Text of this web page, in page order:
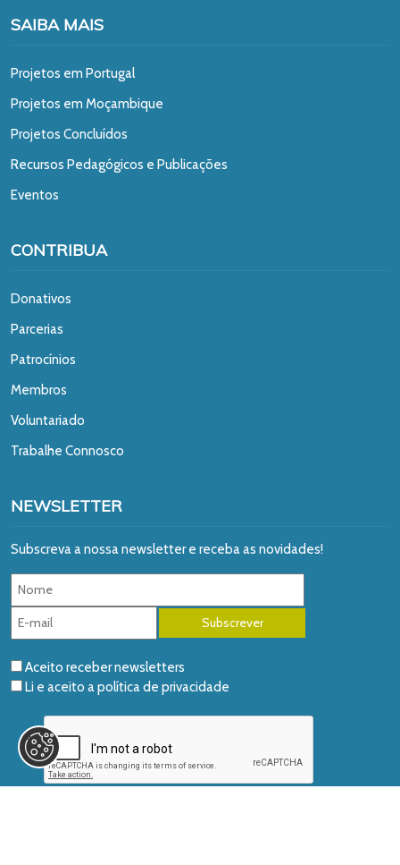
SAIBA MAIS
Projetos em Portugal
Projetos em Moçambique
Projetos Concluídos
Recursos Pedagógicos e Publicações
Eventos
CONTRIBUA
Donativos
Parcerias
Patrocínios
Membros
Voluntariado
Trabalhe Connosco
NEWSLETTER
Subscreva a nossa newsletter e receba as novidades!
Aceito receber newsletters
Li e aceito apolítica de privacidade